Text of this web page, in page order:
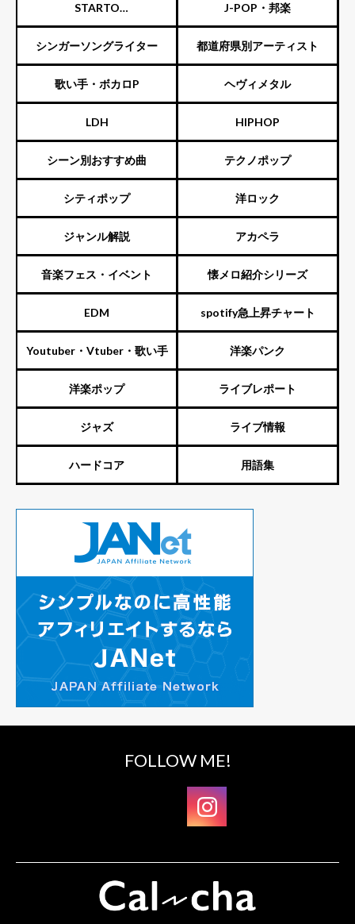
STARTO
ENTERTAINMENT（旧ジャニ
ーズ）
J-POP・邦楽
シンガーソングライター 都道府県別アーティスト
歌い手・ボカロP ヘヴィメタル
LDH HIPHOP
シーン別おすすめ曲 テクノポップ
シティポップ 洋ロック
ジャンル解説 アカペラ
音楽フェス・イベント 懐メロ紹介シリーズ
EDM spotify急上昇チャート
Youtuber・Vtuber・歌い手 洋楽パンク
洋楽ポップ ライブレポート
ジャズ ライブ情報
ハードコア 用語集
FOLLOW ME!